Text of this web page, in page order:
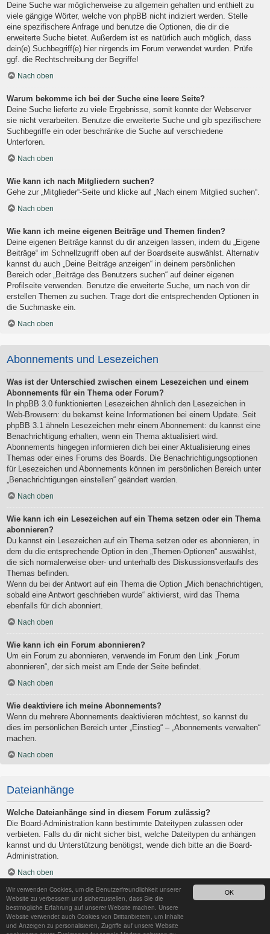
OK
Wir verwenden Cookies, um die Benutzerfreundlichkeit unserer
Website zu verbessern und sicherzustellen, dass Sie die
bestmögliche Erfahrung auf unserer Website machen. Unsere
Website verwendet auch Cookies von Drittanbietern, um Inhalte
und Anzeigen zu personalisieren, Zugriffe auf unsere Website
Deine Suche war möglicherweise zu allgemein gehalten und enthielt zu
viele gängige Wörter, welche von phpBB nicht indiziert werden. Stelle
eine spezifischere Anfrage und benutze die Optionen, die dir die
erweiterte Suche bietet. Außerdem ist es natürlich auch möglich, dass
dein(e) Suchbegriff(e) hier nirgends im Forum verwendet wurden. Prüfe
ggf. die Rechtschreibung der Begriffe!
Nach oben
Warum bekomme ich bei der Suche eine leere Seite?
Deine Suche lieferte zu viele Ergebnisse, somit konnte der Webserver
sie nicht verarbeiten. Benutze die erweiterte Suche und gib spezifischere
Suchbegriffe ein oder beschränke die Suche auf verschiedene
Unterforen.
Nach oben
Wie kann ich nach Mitgliedern suchen?
Gehe zur „Mitglieder“-Seite und klicke auf „Nach einem Mitglied suchen“.
Nach oben
Wie kann ich meine eigenen Beiträge und Themen finden?
Deine eigenen Beiträge kannst du dir anzeigen lassen, indem du „Eigene
Beiträge“ im Schnellzugriff oben auf der Boardseite auswählst. Alternativ
kannst du auch „Deine Beiträge anzeigen“ in deinem persönlichen
Bereich oder „Beiträge des Benutzers suchen“ auf deiner eigenen
Profilseite verwenden. Benutze die erweiterte Suche, um nach von dir
erstellen Themen zu suchen. Trage dort die entsprechenden Optionen in
die Suchmaske ein.
Nach oben
Abonnements und Lesezeichen
Was ist der Unterschied zwischen einem Lesezeichen und einem
Abonnements für ein Thema oder Forum?
In phpBB 3.0 funktionierten Lesezeichen ähnlich den Lesezeichen in
Web-Browsern: du bekamst keine Informationen bei einem Update. Seit
phpBB 3.1 ähneln Lesezeichen mehr einem Abonnement: du kannst eine
Benachrichtigung erhalten, wenn ein Thema aktualisiert wird.
Abonnements hingegen informieren dich bei einer Aktualisierung eines
Themas oder eines Forums des Boards. Die Benachrichtigungsoptionen
für Lesezeichen und Abonnements können im persönlichen Bereich unter
„Benachrichtigungen einstellen“ geändert werden.
Nach oben
Wie kann ich ein Lesezeichen auf ein Thema setzen oder ein Thema
abonnieren?
Du kannst ein Lesezeichen auf ein Thema setzen oder es abonnieren, in
dem du die entsprechende Option in den „Themen-Optionen“ auswählst,
die sich normalerweise ober- und unterhalb des Diskussionsverlaufs des
Themas befinden.
Wenn du bei der Antwort auf ein Thema die Option „Mich benachrichtigen,
sobald eine Antwort geschrieben wurde“ aktivierst, wird das Thema
ebenfalls für dich abonniert.
Nach oben
Wie kann ich ein Forum abonnieren?
Um ein Forum zu abonnieren, verwende im Forum den Link „Forum
abonnieren“, der sich meist am Ende der Seite befindet.
Nach oben
Wie deaktiviere ich meine Abonnements?
Wenn du mehrere Abonnements deaktivieren möchtest, so kannst du
dies im persönlichen Bereich unter „Einstieg“ – „Abonnements verwalten“
machen.
Nach oben
Dateianhänge
Welche Dateianhänge sind in diesem Forum zulässig?
Die Board-Administration kann bestimmte Dateitypen zulassen oder
verbieten. Falls du dir nicht sicher bist, welche Dateitypen du anhängen
kannst und du Unterstützung benötigst, wende dich bitte an die Board-
Administration.
Nach oben
Kann ich eine Übersicht all meiner Dateianhänge erhalten?
Um eine Liste all deiner Dateianhänge zu erhalten, gehe in den
persönlichen Bereich. Dort findest du unter „Einstieg“ einen Punkt
„Dateianhänge verwalten“, über den du eine Liste deiner Dateianhänge